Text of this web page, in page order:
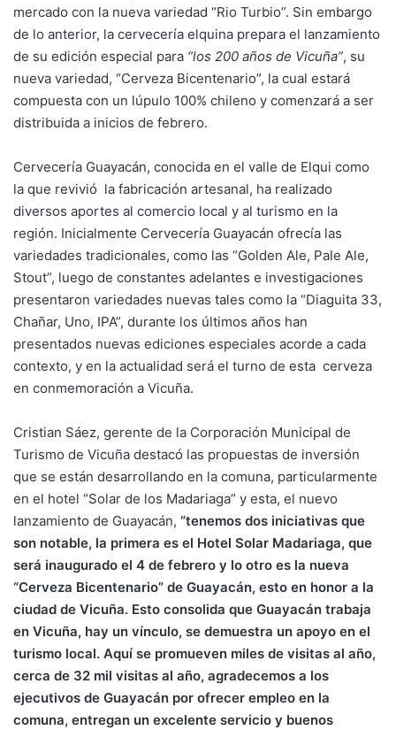
mercado con la nueva variedad “Rio Turbio”. Sin embargo
de lo anterior, la cervecería elquina prepara el lanzamiento
de su edición especial para “los 200 años de Vicuña”, su
nueva variedad, “Cerveza Bicentenario”, la cual estará
compuesta con un lúpulo 100% chileno y comenzará a ser
distribuida a inicios de febrero.
Cervecería Guayacán, conocida en el valle de Elqui como
la que revivió la fabricación artesanal, ha realizado
diversos aportes al comercio local y al turismo en la
región. Inicialmente Cervecería Guayacán ofrecía las
variedades tradicionales, como las “Golden Ale, Pale Ale,
Stout”, luego de constantes adelantes e investigaciones
presentaron variedades nuevas tales como la “Diaguita 33,
Chañar, Uno, IPA”, durante los últimos años han
presentados nuevas ediciones especiales acorde a cada
contexto, y en la actualidad será el turno de esta cerveza
en conmemoración a Vicuña.
Cristian Sáez, gerente de la Corporación Municipal de
Turismo de Vicuña destacó las propuestas de inversión
que se están desarrollando en la comuna, particularmente
en el hotel “Solar de los Madariaga” y esta, el nuevo
lanzamiento de Guayacán, “tenemos dos iniciativas que
son notable, la primera es el Hotel Solar Madariaga, que
será inaugurado el 4 de febrero y lo otro es la nueva
“Cerveza Bicentenario” de Guayacán, esto en honor a la
ciudad de Vicuña. Esto consolida que Guayacán trabaja
en Vicuña, hay un vínculo, se demuestra un apoyo en el
turismo local. Aquí se promueven miles de visitas al año,
cerca de 32 mil visitas al año, agradecemos a los
ejecutivos de Guayacán por ofrecer empleo en la
comuna, entregan un excelente servicio y buenos